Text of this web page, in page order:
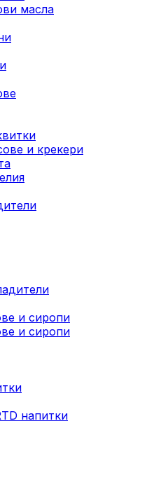
масла
и крекери
и сиропи
и сиропи
напитки